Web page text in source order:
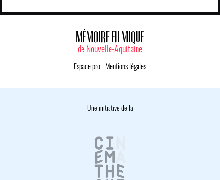
MÉMOIRE FILMIQUE
de Nouvelle-Aquitaine
Espace pro- Mentions légales
Une initiative de la